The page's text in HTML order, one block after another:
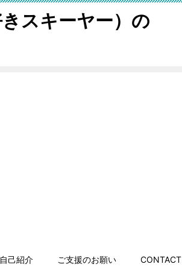
スキーヤー）の
己紹介 ご支援のお願い CONTACT